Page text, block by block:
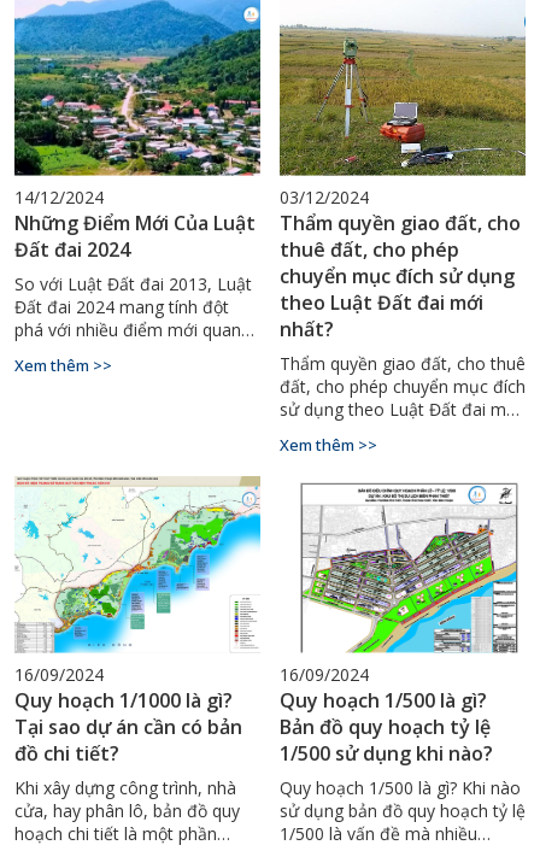
2025 (theo Luật Đất đai 2024
có hiệu lực từ ngày
01/01/2025) đã quy định rõ
ràng các trường hợp không
được phép chuyển mục đích sử
dụng đất nhằm bảo đảm an
ninh lương thực, môi trường,
quốc phòng – an ninh và quy
hoạch chung.
2024 chính thức có hiệu lực,
mang đến một số thay đổi
quan trọng trong thủ tục này.
14/12/2024
Những Điểm Mới Của Luật
Đất đai 2024
So với Luật Đất đai 2013, Luật
Đất đai 2024 mang tính đột
phá với nhiều điểm mới quan
chồng chéo và mâu thuẫn
thay đổi tích cực trong quản lý
đất đai, đảm bảo tính minh
bạch và hiệu quả.
Xem thêm >>
03/12/2024
Thẩm quyền giao đất, cho
thuê đất, cho phép
chuyển mục đích sử dụng
theo Luật Đất đai mới
nhất?
Thẩm quyền giao đất, cho thuê
đất, cho phép chuyển mục đích
sử dụng theo Luật Đất đai mới
Xem thêm >>
16/09/2024
Quy hoạch 1/1000 là gì?
Tại sao dự án cần có bản
đồ chi tiết?
Khi xây dựng công trình, nhà
cửa, hay phân lô, bản đồ quy
hoạch chi tiết là một phần
16/09/2024
Quy hoạch 1/500 là gì?
Bản đồ quy hoạch tỷ lệ
1/500 sử dụng khi nào?
Quy hoạch 1/500 là gì? Khi nào
sử dụng bản đồ quy hoạch tỷ lệ
1/500 là vấn đề mà nhiều